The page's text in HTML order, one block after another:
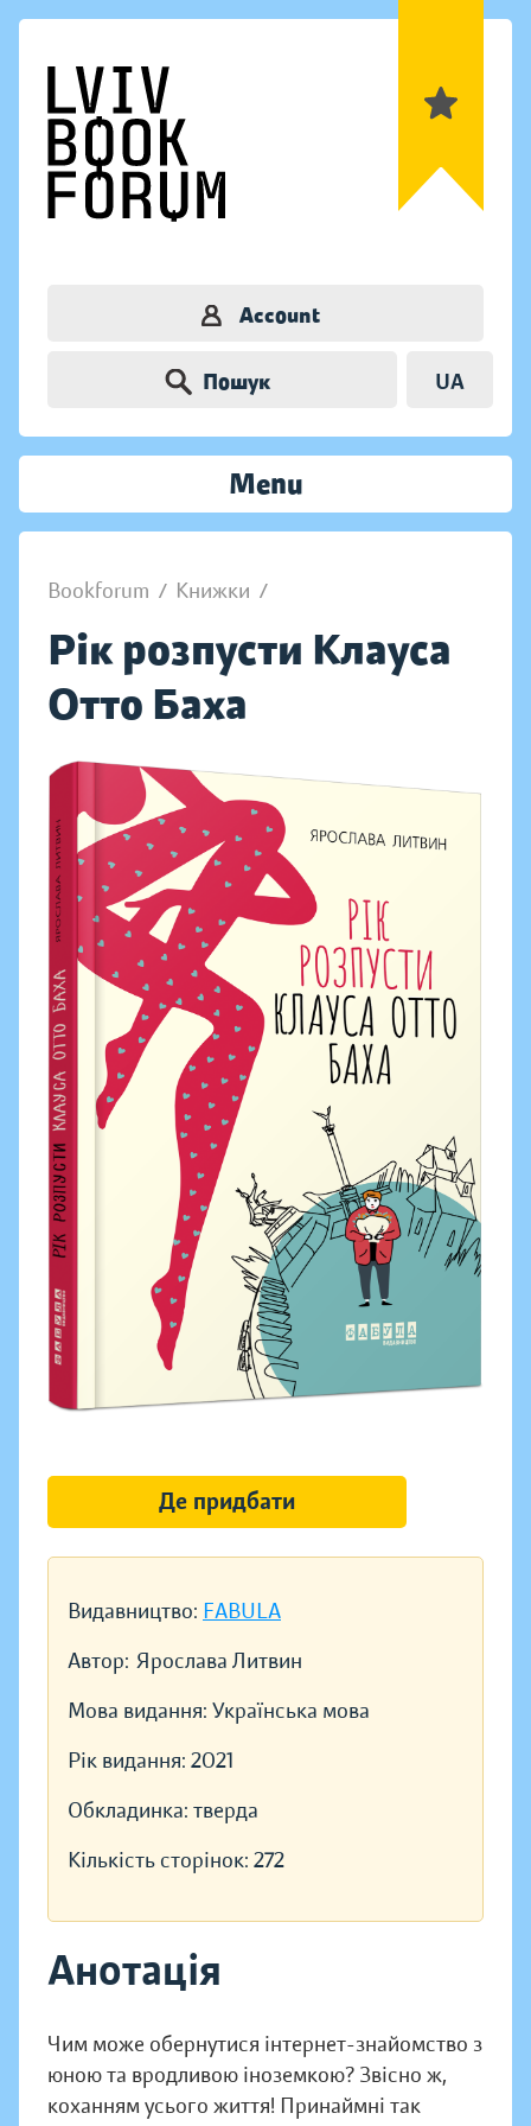
Account
Пошук UA
Menu
Bookforum / Книжки /
Рік розпусти Клауса
Отто Баха
Видавництво: FABULA
Автор: Ярослава Литвин
Мова видання: Українська мова
Рік видання: 2021
Обкладинка: тверда
Кількість сторінок: 272
Анотація
Чим може обернутися інтернет-знайомство з
юною та вродливою іноземкою? Звісно ж,
коханням усього життя! Принаймні так
Де придбати